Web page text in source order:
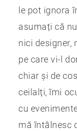
le pot ignora
asumați că
nici designer,
pe care vi-l
chiar și de
ceilalți, îmi
cu
mă întâlnesc